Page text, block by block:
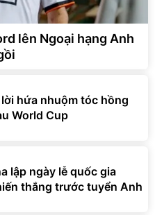
lên Ngoại hạng Anh
hứa nhuộm tóc hồng
World Cup
lập ngày lễ quốc gia
thắng trước tuyển Anh